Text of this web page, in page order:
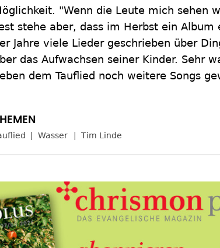
"Wenn die Leute mich sehen
stehe aber, dass im Herbst ein
Jahre viele Lieder geschrieben über
das Aufwachsen seiner Kinder. Sehr
dem Tauflied noch weitere Songs
Wasser Tim Linde